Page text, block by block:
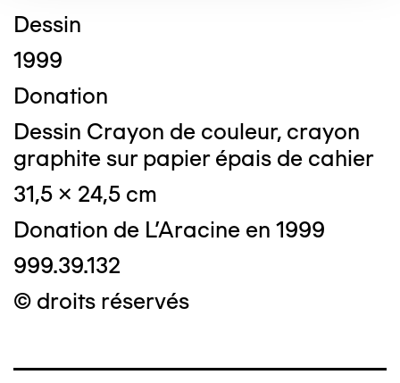
Dessin
1999
Donation
Dessin Crayon de couleur, crayon
graphite sur papier épais de cahier
31,5 x 24,5 cm
Donation de L'Aracine en 1999
999.39.132
© droits réservés